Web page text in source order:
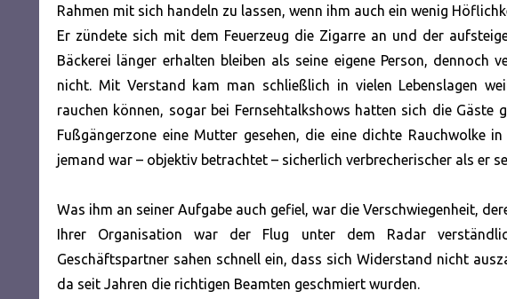
Rahmen mit sich handeln zu lassen, wenn ihm auch ein wenig
Er zündete sich mit dem Feuerzeug die Zigarre an und der
Bäckerei länger erhalten bleiben als seine eigene Person, dennoch
nicht. Mit Verstand kam man schließlich in vielen Lebenslagen
rauchen können, sogar bei Fernsehtalkshows hatten sich die Gäste
Fußgängerzone eine Mutter gesehen, die eine dichte Rauchwolke
jemand war – objektiv betrachtet – sicherlich verbrecherischer als er
Was ihm an seiner Aufgabe auch gefiel, war die Verschwiegenheit,
Ihrer Organisation war der Flug unter dem Radar
Geschäftspartner sahen schnell ein, dass sich Widerstand nicht
da seit Jahren die richtigen Beamten geschmiert wurden.